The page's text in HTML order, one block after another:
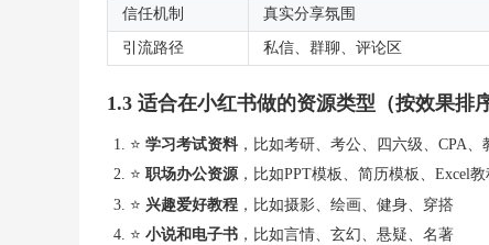
信任机制 真实分享氛围
引流路径 私信、群聊、评论区
1.3 适合在小红书做的资源类型（按效果排序
⭐ 学习考试资料 ，比如考研、考公、四六级、CPA、
⭐ 职场办公资源，比如PPT模板、简历模板、Excel教
⭐ 兴趣爱好教程 ，比如摄影、绘画、健身、穿搭
⭐ 小说和电子书 ，比如言情、玄幻、悬疑、名著